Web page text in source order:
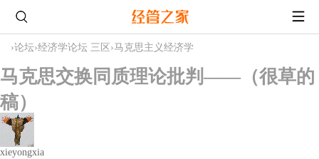
›论坛›经济学论坛 三区 ›马克思主义经济学
马克思交换同质理论批判——（很草的
稿）
xieyongxia